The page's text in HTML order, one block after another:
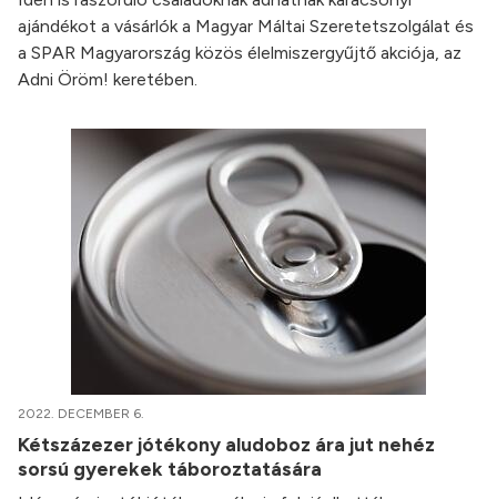
ajándékot a vásárlók a Magyar Máltai Szeretetszolgálat és
a SPAR Magyarország közös élelmiszergyűjtő akciója, az
Adni Öröm! keretében.
2022. DECEMBER 6.
Kétszázezer jótékony aludoboz ára jut nehéz
sorsú gyerekek táboroztatására